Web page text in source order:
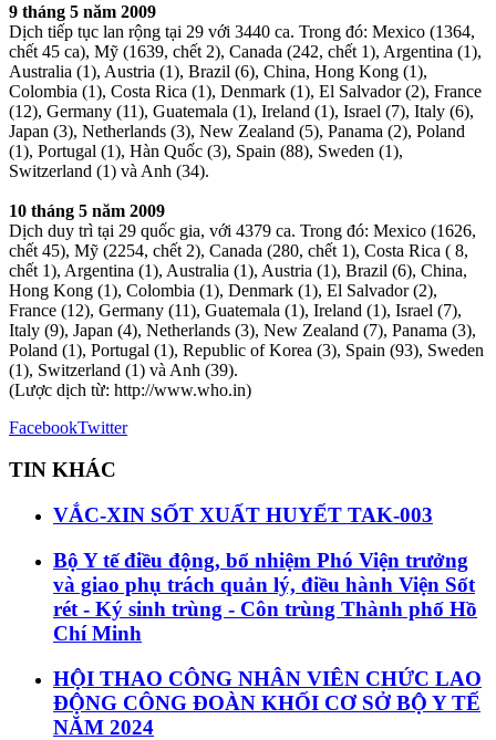
9 tháng 5 năm 2009
Dịch tiếp tục lan rộng tại 29 với 3440 ca. Trong đó: Mexico (1364,
chết 45 ca), Mỹ (1639, chết 2), Canada (242, chết 1), Argentina (1),
Australia (1), Austria (1), Brazil (6), China, Hong Kong (1),
Colombia (1), Costa Rica (1), Denmark (1), El Salvador (2), France
(12), Germany (11), Guatemala (1), Ireland (1), Israel (7), Italy (6),
Japan (3), Netherlands (3), New Zealand (5), Panama (2), Poland
(1), Portugal (1), Hàn Quốc (3), Spain (88), Sweden (1),
Switzerland (1) và Anh (34).
10 tháng 5 năm 2009
Dịch duy trì tại 29 quốc gia, với 4379 ca. Trong đó: Mexico (1626,
chết 45), Mỹ (2254, chết 2), Canada (280, chết 1), Costa Rica ( 8,
chết 1), Argentina (1), Australia (1), Austria (1), Brazil (6), China,
Hong Kong (1), Colombia (1), Denmark (1), El Salvador (2),
France (12), Germany (11), Guatemala (1), Ireland (1), Israel (7),
Italy (9), Japan (4), Netherlands (3), New Zealand (7), Panama (3),
Poland (1), Portugal (1), Republic of Korea (3), Spain (93), Sweden
(1), Switzerland (1) và Anh (39).
(Lược dịch từ: http://www.who.in)
FacebookTwitter
TIN KHÁC
VẮC-XIN SỐT XUẤT HUYẾT TAK-003
Bộ Y tế điều động, bổ nhiệm Phó Viện trưởng
và giao phụ trách quản lý, điều hành Viện Sốt
rét - Ký sinh trùng - Côn trùng Thành phố Hồ
Chí Minh
HỘI THAO CÔNG NHÂN VIÊN CHỨC LAO
ĐỘNG CÔNG ĐOÀN KHỐI CƠ SỞ BỘ Y TẾ
NĂM 2024